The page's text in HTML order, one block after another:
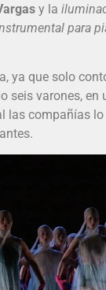
y la
para
ya que solo
seis varones, en
las compañías